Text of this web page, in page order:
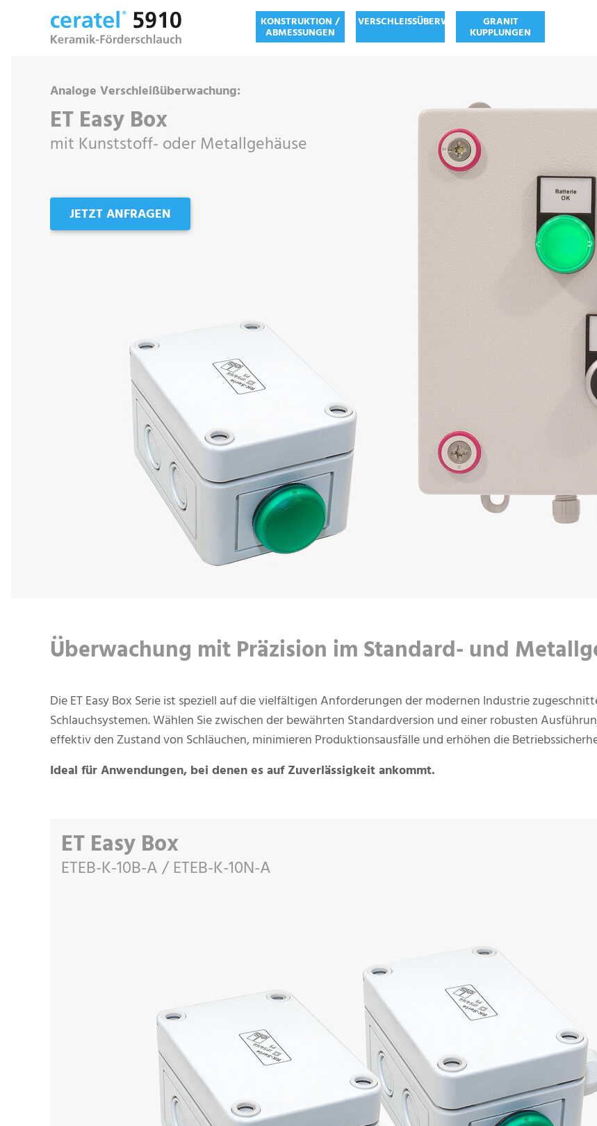
KONSTRUKTION /
ABMESSUNGEN
VERSCHLEISSÜBERWACHUNGGRANIT
KUPPLUNGEN
Analoge Verschleißüberwachung:
ET Easy Box
mit Kunststoff- oder Metallgehäuse
JETZT ANFRAGEN
Überwachung mit Präzision im Standard- und
Die ET Easy Box Serie ist speziell auf die vielfältigen Anforderungen der modernen Industrie
Schlauchsystemen. Wählen Sie zwischen der bewährten Standardversion und einer robusten
effektiv den Zustand von Schläuchen, minimieren Produktionsausfälle und erhöhen die
Ideal für Anwendungen, bei denen es auf Zuverlässigkeit ankommt.
ET Easy Box
ETEB-K-10B-A / ETEB-K-10N-A